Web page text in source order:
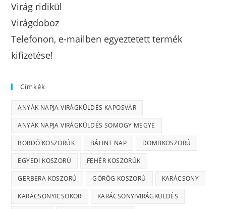
Virág ridikül
Virágdoboz
Telefonon, e-mailben egyeztetett termék
kifizetése!
Címkék
ANYÁK NAPJA VIRÁGKÜLDÉS KAPOSVÁR
ANYÁK NAPJA VIRÁGKÜLDÉS SOMOGY MEGYE
BORDÓ KOSZORÚK BÁLINT NAP DOMBKOSZORÚ
EGYEDI KOSZORÚ FEHÉR KOSZORÚK
GERBERA KOSZORÚ GÖRÖG KOSZORÚ KARÁCSONY
KARÁCSONYICSOKOR KARÁCSONYIVIRÁGKÜLDÉS